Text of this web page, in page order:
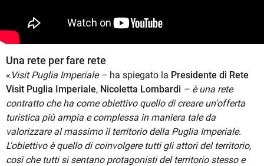
Una rete per fare rete
« Visit Puglia Imperiale – ha spiegato la Presidente di Rete
Visit Puglia Imperiale, Nicoletta Lombardi – è una rete
contratto che ha come obiettivo quello di creare un'offerta
turistica più ampia e complessa in maniera tale da
valorizzare al massimo il territorio della Puglia Imperiale.
L'obiettivo è quello di coinvolgere tutti gli attori del territorio,
così che tutti si sentano protagonisti del territorio stesso e